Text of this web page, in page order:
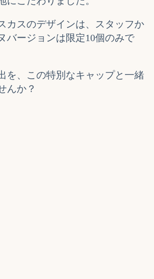
カスのデザインは、スタッフか
バージョンは限定10個のみで
を、この特別なキャップと一緒
んか？